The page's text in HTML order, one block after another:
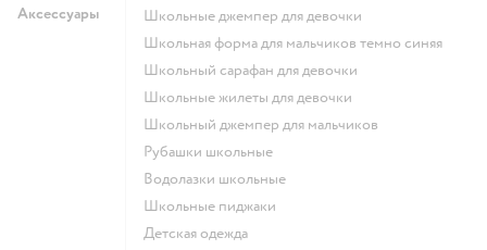
Аксессуары
Школьные джемпер для девочки
Школьная форма для мальчиков темно синяя
Школьный сарафан для девочки
Школьные жилеты для девочки
Школьный джемпер для мальчиков
Рубашки школьные
Водолазки школьные
Школьные пиджаки
Детская одежда